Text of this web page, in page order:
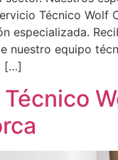
Técnico Wolf
especializada.
nuestro equipo
[…]